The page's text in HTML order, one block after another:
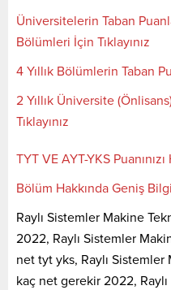
Üniversitelerin Taban
Bölümleri İçin Tıklayınız
4 Yıllık Bölümlerin Taban
2 Yıllık Üniversite
Tıklayınız
TYT VE AYT-YKS
Bölüm Hakkında Geniş Bilgi
Raylı Sistemler Makine
2022, Raylı Sistemler
net tyt yks, Raylı Sistemler
kaç net gerekir 2022,